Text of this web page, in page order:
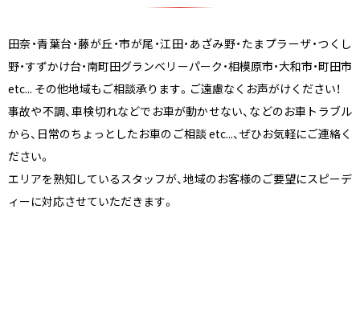
田奈・青葉台・藤が丘・市が尾・江田・あざみ野・たまプラーザ・つくし
野・すずかけ台・南町田グランベリーパーク・相模原市・大和市・町田市
etc... その他地域もご相談承ります。ご遠慮なくお声がけください！
事故や不調、車検切れなどでお車が動かせない、などのお車トラブル
から、日常のちょっとしたお車のご相談 etc...、ぜひお気軽にご連絡く
ださい。
エリアを熟知しているスタッフが、地域のお客様のご要望にスピーデ
ィーに対応させていただきます。